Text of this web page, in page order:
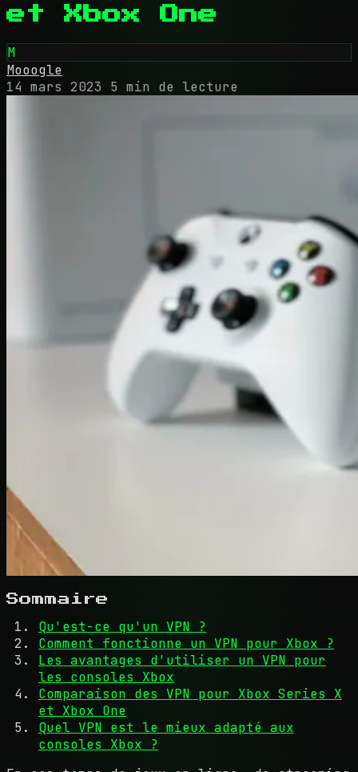
et Xbox One
M
Mooogle
14 mars 2023
5 min de lecture
Sommaire
Qu'est-ce qu'un VPN ?
Comment fonctionne un VPN pour Xbox ?
Les avantages d'utiliser un VPN pour
les consoles Xbox
Comparaison des VPN pour Xbox Series X
et Xbox One
Quel VPN est le mieux adapté aux
consoles Xbox ?